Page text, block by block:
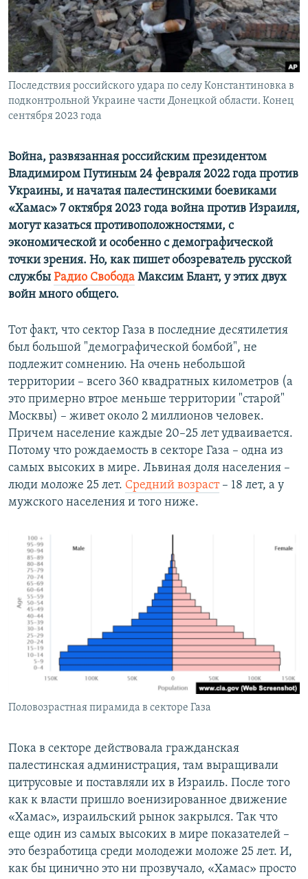
ПОБЕДИТЕЛЕЙ НЕ СУДЯТ?
КРЫМ.НЕПОКОРЕННЫЙ
ELIFBE
УКРАИНСКАЯ ПРОБЛЕМА КРЫМА
ПРИСОЕДИНЯЙТЕСЬ!
Все сайты RFE/RL
Последствия российского удара по селу Константиновка в
подконтрольной Украине части Донецкой области. Конец
сентября 2023 года
Война, развязанная российским президентом
Владимиром Путиным 24 февраля 2022 года против
Украины, и начатая палестинскими боевиками
«Хамас» 7 октября 2023 года война против Израиля,
могут казаться противоположностями, с
экономической и особенно с демографической
точки зрения. Но, как пишет обозреватель русской
службы Радио Свобода Максим Блант, у этих двух
войн много общего.
Тот факт, что сектор Газа в последние десятилетия
был большой "демографической бомбой", не
подлежит сомнению. На очень небольшой
территории – всего 360 квадратных километров (а
это примерно втрое меньше территории "старой"
Москвы) – живет около 2 миллионов человек.
Причем население каждые 20–25 лет удваивается.
Потому что рождаемость в секторе Газа – одна из
самых высоких в мире. Львиная доля населения –
люди моложе 25 лет. Средний возраст– 18 лет, а у
мужского населения и того ниже.
Половозрастная пирамида в секторе Газа
Пока в секторе действовала гражданская
палестинская администрация, там выращивали
цитрусовые и поставляли их в Израиль. После того
как к власти пришло военизированное движение
«Хамас», израильский рынок закрылся. Так что
еще один из самых высоких в мире показателей –
это безработица среди молодежи моложе 25 лет. И,
как бы цинично это ни прозвучало, «Хамас» просто